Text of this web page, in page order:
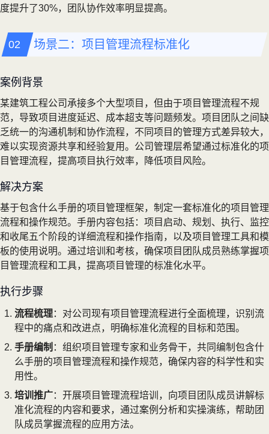
度提升了30%，团队协作效率明显提高。
场景二：项目管理流程标准化
案例背景
某建筑工程公司承接多个大型项目，但由于项目管理流程不规
范，导致项目进度延迟、成本超支等问题频发。项目团队之间缺
乏统一的沟通机制和协作流程，不同项目的管理方式差异较大，
难以实现资源共享和经验复用。公司管理层希望通过标准化的项
目管理流程，提高项目执行效率，降低项目风险。
解决方案
基于包含什么手册的项目管理框架，制定一套标准化的项目管理
流程和操作规范。手册内容包括：项目启动、规划、执行、监控
和收尾五个阶段的详细流程和操作指南，以及项目管理工具和模
板的使用说明。通过培训和考核，确保项目团队成员熟练掌握项
目管理流程和工具，提高项目管理的标准化水平。
执行步骤
流程梳理：对公司现有项目管理流程进行全面梳理，识别流
程中的痛点和改进点，明确标准化流程的目标和范围。
手册编制 ：组织项目管理专家和业务骨干，共同编制包含什
么手册的项目管理流程和操作规范，确保内容的科学性和实
用性。
培训推广：开展项目管理流程培训，向项目团队成员讲解标
准化流程的内容和要求，通过案例分析和实操演练，帮助团
队成员掌握流程的应用方法。